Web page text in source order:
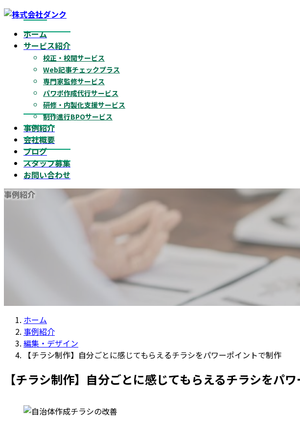
コ
ナ
ホーム
サービス紹介
校正・校閲サービス
Web記事チェックプラス
専門家監修サービス
パワポ作成代行サービス
研修・内製化支援サービス
制作進行BPOサービス
事例紹介
会社概要
ブログ
スタッフ募集
お問い合わせ
事例紹介
ホーム
事例紹介
編集・デザイン
【チラシ制作】自分ごとに感じてもらえるチラシをパワーポイントで制作
【チラシ制作】自分ごとに感じてもらえるチラシをパ